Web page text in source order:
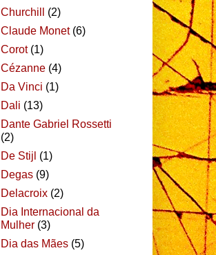
Churchill
(2)
Claude Monet (6)
Corot (1)
Cézanne (4)
Da Vinci (1)
Dali (13)
Dante Gabriel Rossetti
(2)
De Stijl (1)
Degas (9)
Delacroix (2)
Dia Internacional da
Mulher (3)
Dia das Mães (5)